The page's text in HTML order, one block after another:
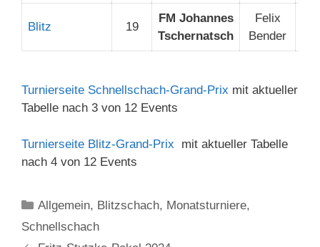
Blitz 19
FM Johannes
Tschernatsch
Felix
Bender
Turnierseite Schnellschach-Grand-Prix mit aktueller
Tabelle nach 3 von 12 Events
Turnierseite Blitz-Grand-Prix
mit aktueller Tabelle
nach 4 von 12 Events
Kategorien
Allgemein, Blitzschach, Monatsturniere,
Schnellschach